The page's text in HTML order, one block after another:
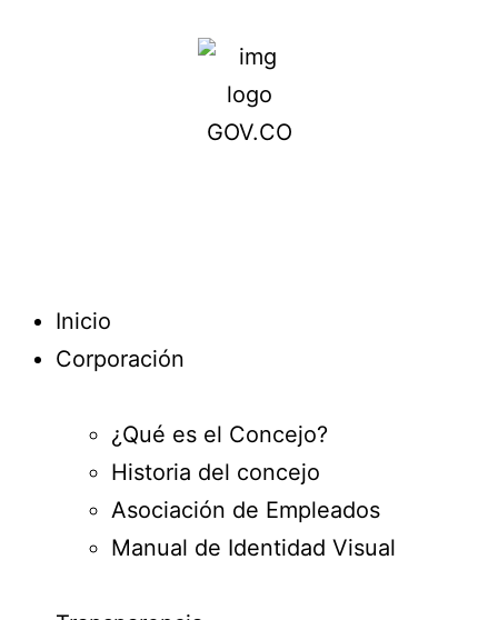
Inicio
Corporación
¿Qué es el Concejo?
Historia del concejo
Asociación de Empleados
Manual de Identidad Visual